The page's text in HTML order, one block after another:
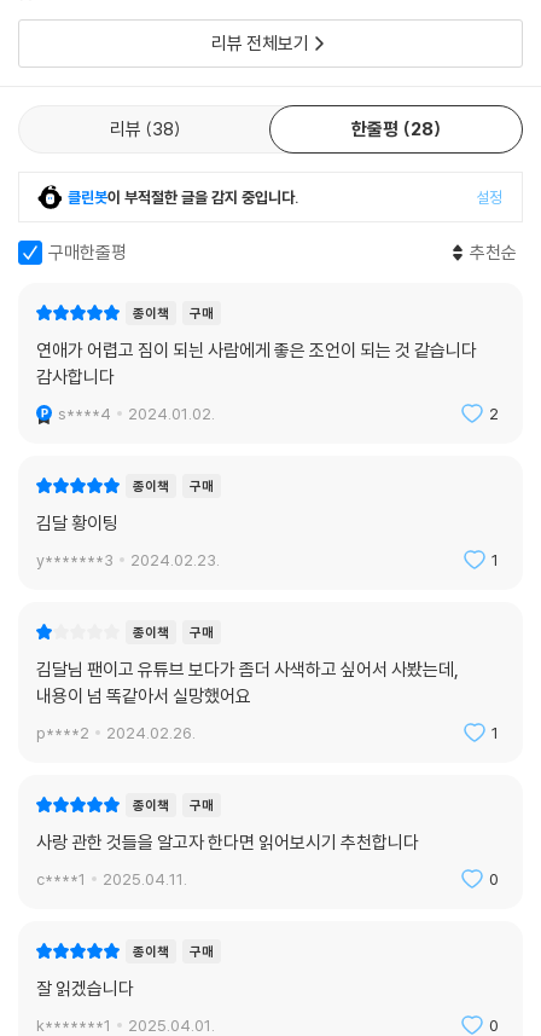
리뷰 전체보기
리뷰 38 한줄평 28
클린봇이 부적절한 글을 감지 중입니다. 설정
구매한줄평 추천순
종이책 구매
연애가 어렵고 짐이 되늰 사람에게 좋은 조언이 되는 것 같습니다
감사합니다
s****4 2024.01.02. 2
종이책 구매
김달 황이팅
y*******3 2024.02.23. 1
종이책 구매
김달님 팬이고 유튜브 보다가 좀더 사색하고 싶어서 사봤는데,
내용이 넘 똑같아서 실망했어요
p****2 2024.02.26. 1
종이책 구매
사랑 관한 것들을 알고자 한다면 읽어보시기 추천합니다
c****1 2025.04.11. 0
종이책 구매
잘 읽겠습니다
k*******1 2025.04.01. 0